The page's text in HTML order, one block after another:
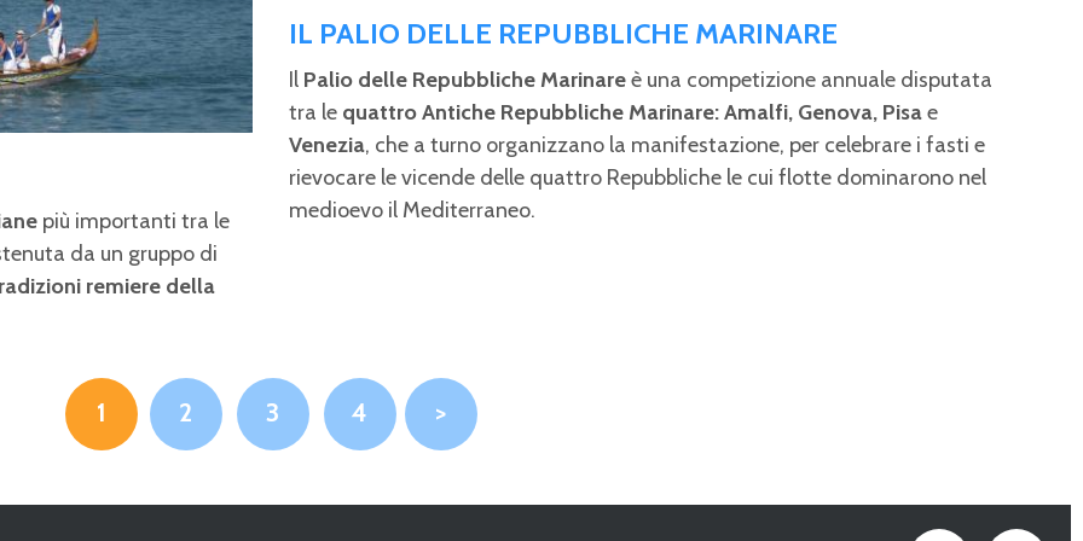
più importanti tra le
da un gruppo di
remiere della
IL PALIO DELLE REPUBBLICHE MARINARE
Il Palio delle Repubbliche Marinareè una competizione annuale disputata
tra le quattro Antiche Repubbliche Marinare: Amalfi, Genova, Pisae
Venezia, che a turno organizzano la manifestazione, per celebrare i fasti e
rievocare le vicende delle quattro Repubbliche le cui flotte dominarono nel
medioevo il Mediterraneo.
1 2 3 4 >